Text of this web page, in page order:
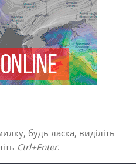
будь ласка, виділіть
Ctrl+Enter.